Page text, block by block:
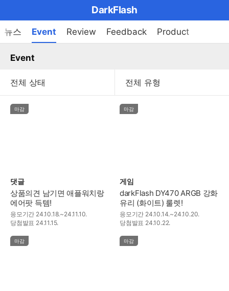
메
기
DarkFlash
브
랜
뉴스 Event Review Feedback Product
Event
마감
댓글
상품의견 남기면 애플워치랑
에어팟 득템!
응모기간 24.10.18.~24.11.10.
당첨발표 24.11.15.
마감
게임
darkFlash DY470 ARGB 강화
유리 (화이트) 룰렛!
응모기간 24.10.14.~24.10.20.
당첨발표 24.10.22.
마감 마감